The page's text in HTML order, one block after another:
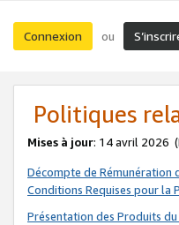
Connexion ou
Politiques
Mises à jour: 14 avril 2026
Décompte de Rémunération
Conditions Requises pour la
Présentation des Produits